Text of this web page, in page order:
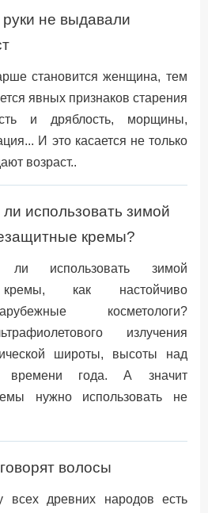
не выдавали
становится женщина, тем
явных признаков старения
и дряблость, морщины,
И это касается не только
возраст..
использовать зимой
кремы?
ли использовать зимой
кремы, как настойчиво
косметологи?
излучения
широты, высоты над
года. А значит
нужно использовать не
волосы
всех древних народов есть